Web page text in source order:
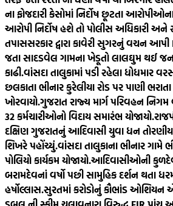
ના ફોજદારી કેસોમાં નિર્દોષ છૂટતા
આરોપી નિર્દોષ હશે તો પોલીસ અધિકારી
તપાસસરકાર દ્વારા કાવેરી સુગરનું વચન આપી
જતા સાદડવેલ ગામના ખેડૂતો લાલઘુમ થઈ
કાઢી.વાંસદા તાલુકામાં પડી રહેલા ધોધમાર
છલકાતા ભીનાર કુરેલીયા રોડ પર પાણી
ખોરવાયો.ગુજરાત રાજ્ય માર્ગ પરિવહન
32 કર્મચારીઓનો વિદાય સમારંભ યોજાયો.
દક્ષિણ ગુજરાતનું આદિવાસી યુવા ધન
શિખરે પહોંચ્યું.વાંસદા તાલુકાના ભીનાર ગામે
પોલિયો કાર્યકમ યોજાયો.આદિવાસીઓની
બરામદેવનાં વર્ષો પછી સામુહિક દર્શન થતા
હર્ષોલ્લાસ.સુરતમાં કરોડોનું કૌભાંડ ઓશિયન